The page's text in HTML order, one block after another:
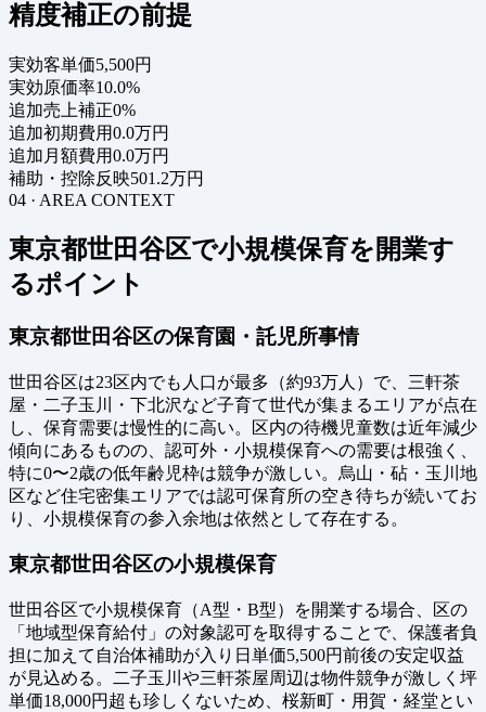
精度補正の前提
実効客単価5,500円
実効原価率10.0%
追加売上補正0%
追加初期費用0.0万円
追加月額費用0.0万円
補助・控除反映501.2万円
04 · AREA CONTEXT
東京都世田谷区で小規模保育を開業す
るポイント
東京都世田谷区の保育園・託児所事情
世田谷区は23区内でも人口が最多（約93万人）で、三軒茶
屋・二子玉川・下北沢など子育て世代が集まるエリアが点在
し、保育需要は慢性的に高い。区内の待機児童数は近年減少
傾向にあるものの、認可外・小規模保育への需要は根強く、
特に0〜2歳の低年齢児枠は競争が激しい。烏山・砧・玉川地
区など住宅密集エリアでは認可保育所の空き待ちが続いてお
り、小規模保育の参入余地は依然として存在する。
東京都世田谷区の小規模保育
世田谷区で小規模保育（A型・B型）を開業する場合、区の
「地域型保育給付」の対象認可を取得することで、保護者負
担に加えて自治体補助が入り日単価5,500円前後の安定収益
が見込める。二子玉川や三軒茶屋周辺は物件競争が激しく坪
単価18,000円超も珍しくないため、桜新町・用賀・経堂とい